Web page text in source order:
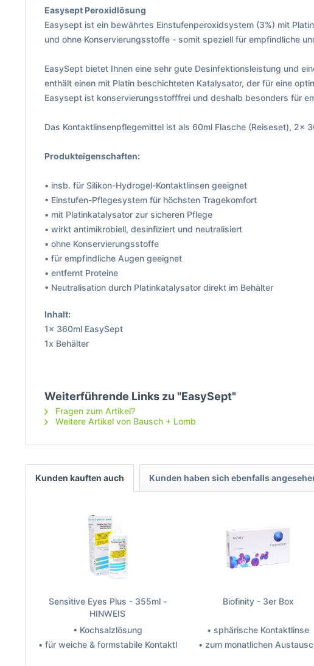
Easysept Peroxidlösung
Easysept ist ein bewährtes Einstufenperoxidsystem (3%) mit
und ohne Konservierungsstoffe - somit speziell für empfindliche
EasySept bietet Ihnen eine sehr gute Desinfektionsleistung und
enthält einen mit Platin beschichteten Katalysator, der für eine
Easysept ist konservierungsstofffrei und deshalb besonders für
Das Kontaktlinsenpflegemittel ist als 60ml Flasche (Reiseset),
Produkteigenschaften:
• insb. für Silikon-Hydrogel-Kontaktlinsen geeignet
• Einstufen-Pflegesystem für höchsten Tragekomfort
• mit Platinkatalysator zur sicheren Pflege
• wirkt antimikrobiell, desinfiziert und neutralisiert
• ohne Konservierungsstoffe
• für empfindliche Augen geeignet
• entfernt Proteine
• Neutralisation durch Platinkatalysator direkt im Behälter
Inhalt:
1x 360ml EasySept
1x Behälter
Weiterführende Links zu "EasySept"
Fragen zum Artikel?
Weitere Artikel von Bausch + Lomb
Kunden kauften auch Kunden haben sich ebenfalls
Sensitive Eyes Plus - 355ml -
HINWEIS
• Kochsalzlösung
• für weiche & formstabile Kontaktlinsen
Biofinity - 3er Box
• sphärische Kontaktlinse
• zum monatlichen